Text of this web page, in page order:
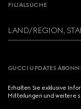
FILIALSUCHE
LAND/REGION,
GUCCI UPDATES
Erhalten Sie exklusive
Mitteilungen und weitere